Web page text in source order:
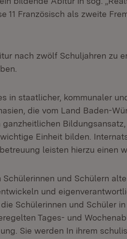
11 Französisch als zweite
nach zwölf Schuljahren zu
in staatlicher, kommunaler
die vom Land Baden-
Einheit bilden.
leisten hierzu einen
und Schülern
und
Schülerinnen und Schüler
Tages- und
Sie werden In ihrem